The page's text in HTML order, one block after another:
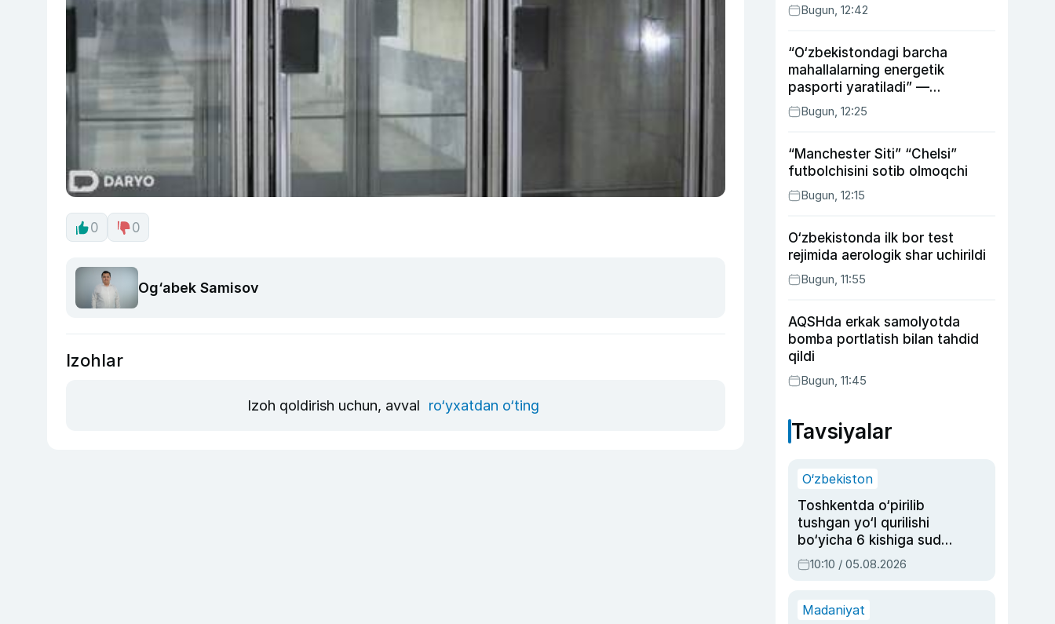
0 0
Og‘abek Samisov
Izohlar
Izoh qoldirish uchun, avval ro‘yxatdan o‘ting
Bugun, 12:42
“O‘zbekistondagi barcha
mahallalarning energetik
pasporti yaratiladi” —
energetika vaziri
Bugun, 12:25
“Manchester Siti” “Chelsi”
futbolchisini sotib olmoqchi
Bugun, 12:15
O‘zbekistonda ilk bor test
rejimida aerologik shar uchirildi
Bugun, 11:55
AQSHda erkak samolyotda
bomba portlatish bilan tahdid
qildi
Bugun, 11:45
Tavsiyalar
O‘zbekiston
Toshkentda o‘pirilib
tushgan yo‘l qurilishi
bo‘yicha 6 kishiga sud
hukmi o‘qildi
10:10 / 05.08.2026
Madaniyat